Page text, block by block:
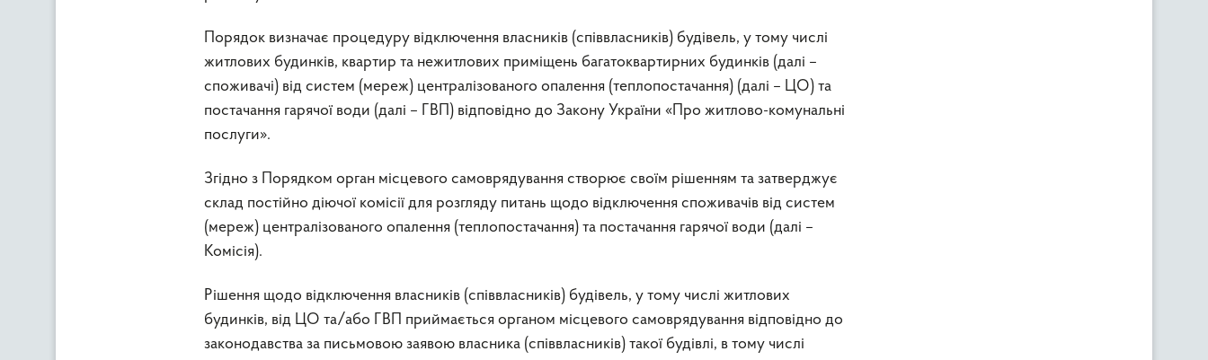
Порядок визначає процедуру відключення власників (співвласників) будівель, у тому числі
житлових будинків, квартир та нежитлових приміщень багатоквартирних будинків (далі –
споживачі) від систем (мереж) централізованого опалення (теплопостачання) (далі – ЦО) та
постачання гарячої води (далі – ГВП) відповідно до Закону України «Про житлово-комунальні
послуги».
Згідно з Порядком орган місцевого самоврядування створює своїм рішенням та затверджує
склад постійно діючої комісії для розгляду питань щодо відключення споживачів від систем
(мереж) централізованого опалення (теплопостачання) та постачання гарячої води (далі –
Комісія).
Рішення щодо відключення власників (співвласників) будівель, у тому числі житлових
будинків, від ЦО та/або ГВП приймається органом місцевого самоврядування відповідно до
законодавства за письмовою заявою власника (співвласників) такої будівлі, в тому числі